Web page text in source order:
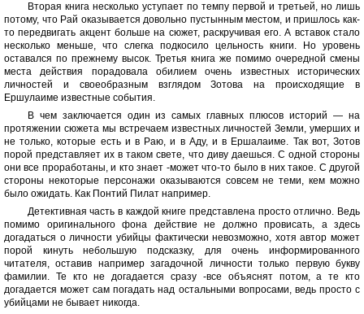
Вторая книга несколько уступает по темпу первой и третьей, но лишь
потому, что Рай оказывается довольно пустынным местом, и пришлось как-
то передвигать акцент больше на сюжет, раскручивая его. А вставок стало
несколько меньше, что слегка подкосило цельность книги. Но уровень
оставался по прежнему высок. Третья книга же помимо очередной смены
места действия порадовала обилием очень известных исторических
личностей и своеобразным взглядом Зотова на происходящие в
Ершулаиме известные события.
В чем заключается один из самых главных плюсов историй — на
протяжении сюжета мы встречаем известных личностей Земли, умерших и
не только, которые есть и в Раю, и в Аду, и в Ершалаиме. Так вот, Зотов
порой представляет их в таком свете, что диву даешься. С одной стороны
они все проработаны, и кто знает -может что-то было в них такое. С другой
стороны некоторые персонажи оказываются совсем не теми, кем можно
было ожидать. Как Понтий Пилат например.
Детективная часть в каждой книге представлена просто отлично. Ведь
помимо оригинального фона действие не должно провисать, а здесь
догадаться о личности убийцы фактически невозможно, хотя автор может
порой кинуть небольшую подсказку, для очень информированного
читателя, оставив например загадочной личности только первую букву
фамилии. Те кто не догадается сразу -все объяснят потом, а те кто
догадается может сам погадать над остальными вопросами, ведь просто с
убийцами не бывает никогда.